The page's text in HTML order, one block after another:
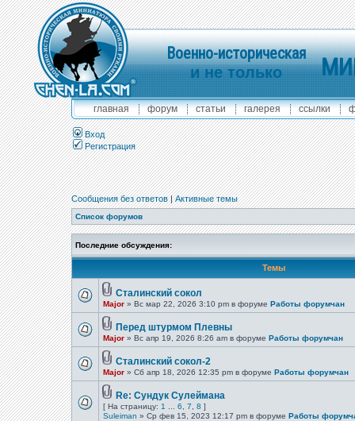
Военно-историческая
и не только
главная форум статьи галерея ссылки
Вход
Регистрация
Сообщения без ответов|Активные темы
Список форумов
Последние обсуждения:
Темы
Сталинский сокол
Major » Вс мар 22, 2026 3:10 pm в форуме Работы форумчан
Перед штурмом Плевны
Major » Вс апр 19, 2026 8:26 am в форуме Работы форумчан
Сталинский сокол-2
Major » Сб апр 18, 2026 12:35 pm в форуме Работы форумчан
Re: Сундук Сулеймана
[ На страницу: 1 6 7 8 ]
Suleiman » Ср фев 15, 2023 12:17 pm в форуме Работы